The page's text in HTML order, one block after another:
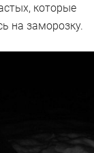
которые
на заморозку.